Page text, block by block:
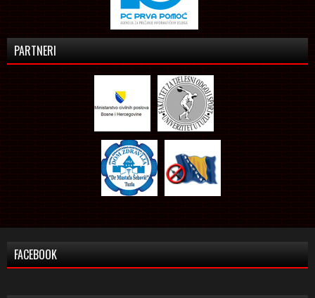
PARTNERI
FACEBOOK